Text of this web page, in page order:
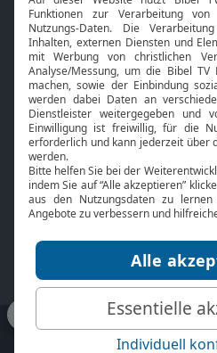
Neuigkeiten
Bibel TV
Über uns
Jobs
Mediadaten
bibeltv.de: